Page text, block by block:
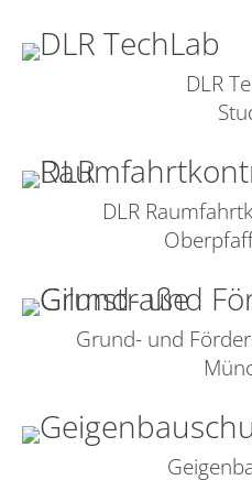
DLR
DLR
Grund- und